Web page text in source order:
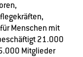
Menschen mit
21.000
Mitglieder